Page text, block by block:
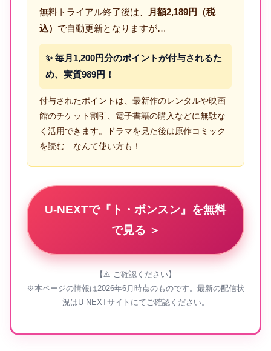
無料トライアル終了後は、
月額2,189円（税
込） で自動更新となりますが…
✨ 毎月1,200円分のポイントが付与されるた
め、実質989円！
付与されたポイントは、最新作のレンタルや映画
館のチケット割引、電子書籍の購入などに無駄な
く活用できます。ドラマを見た後は原作コミック
を読む…なんて使い方も！
U-NEXTで『ト・ボンスン』を無料
で見る ＞
【⚠️ ご確認ください】
※本ページの情報は2026年6月時点のものです。最新の配信状
況はU-NEXTサイトにてご確認ください。